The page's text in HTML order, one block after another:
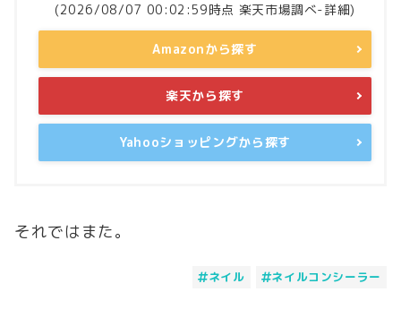
(2026/08/07 00:02:59時点 楽天市場調べ-詳細)
Amazonから探す
楽天から探す
Yahooショッピングから探す
それではまた。
ネイル ネイルコンシーラー